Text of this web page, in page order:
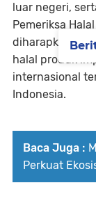
luar negeri,
Pemeriksa
diharapkan
halal produk
internasional
Indonesia.
Baca Juga :
Perkuat